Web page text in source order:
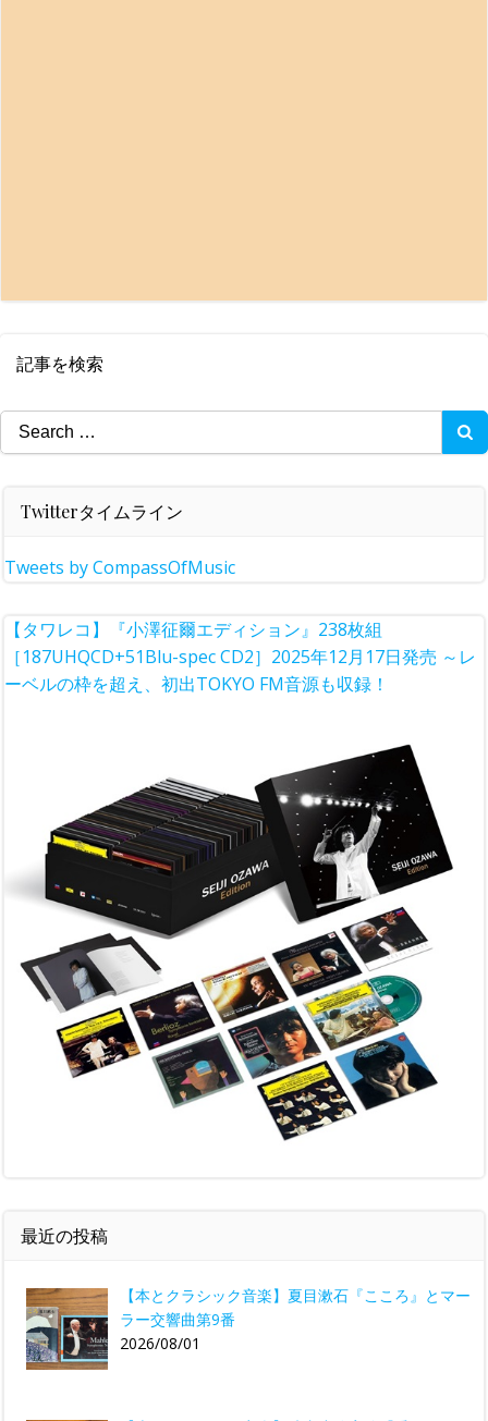
記事を検索
Search
for:
Twitterタイムライン
Tweets by CompassOfMusic
【タワレコ】『小澤征爾エディション』238枚組
［187UHQCD+51Blu-spec CD2］2025年12月17日発売 ～レ
ーベルの枠を超え、初出TOKYO FM音源も収録！
最近の投稿
【本とクラシック音楽】夏目漱石『こころ』とマー
ラー交響曲第9番
2026/08/01